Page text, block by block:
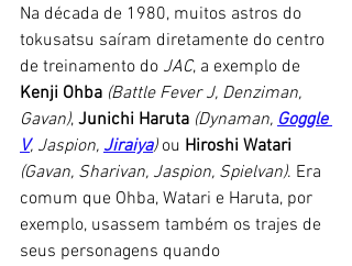
Na década de 1980, muitos astros do
tokusatsu saíram diretamente do centro
de treinamento do JAC, a exemplo de
Kenji Ohba (Battle Fever J, Denziman,
Gavan), Junichi Haruta (Dynaman, Goggle
V, Jaspion, Jiraiya) ou Hiroshi Watari
(Gavan, Sharivan, Jaspion, Spielvan). Era
comum que Ohba, Watari e Haruta, por
exemplo, usassem também os trajes de
seus personagens quando